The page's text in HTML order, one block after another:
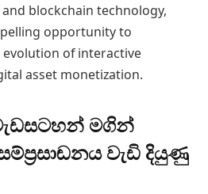
blockchain technology,
opportunity to
of interactive
asset monetization.
මගින්
වැඩි දියුණු